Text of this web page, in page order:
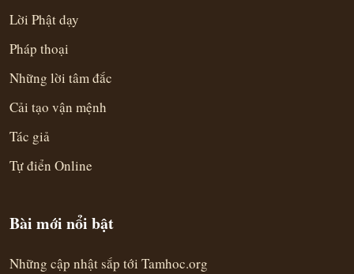
Lời Phật dạy
Pháp thoại
Những lời tâm đắc
Cải tạo vận mệnh
Tác giả
Tự điển Online
Bài mới nổi bật
Những cập nhật sắp tới Tamhoc.org